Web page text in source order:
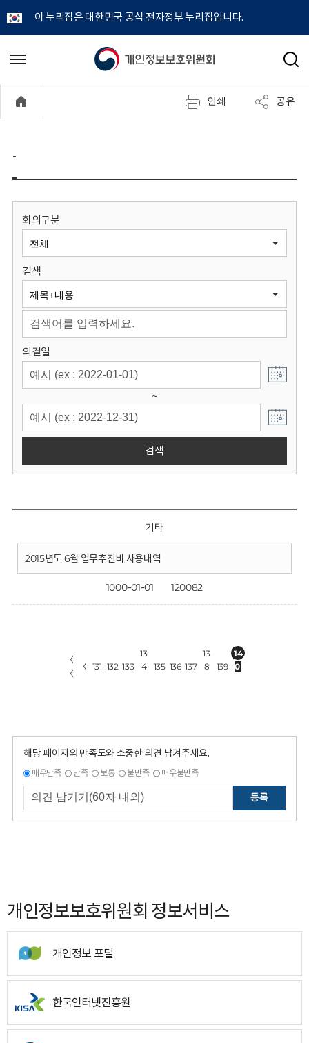
이 누리집은 대한민국 공식 전자정부 누리집입니다.
개
정
보
원
회
메
기
검
인쇄 공유
-
회의구분
검색
의결일
~
검색
기타
2015년도 6월 업무추진비 사용내역
1000-01-01 120082
〈
〈
〈 131 132 133
13
4
135 136 137
13
8
139
14
0
해당 페이지의 만족도와 소중한 의견 남겨주세요.
매우만족 만족 보통 불만족 매우불만족
등록
개인정보보호위원회 정보서비스
개인정보 포털
한국인터넷진흥원